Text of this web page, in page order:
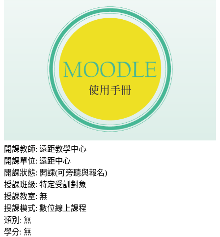
開課教師: 遠距教學中心
開課單位: 遠距中心
開課狀態: 開課(可旁聽與報名)
授課班級: 特定受訓對象
授課教室: 無
授課模式: 數位線上課程
類別 : 無
學分: 無